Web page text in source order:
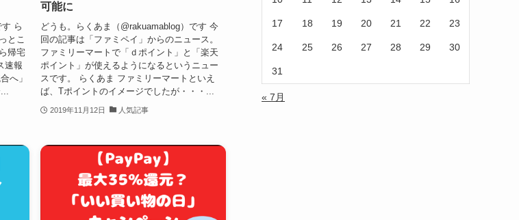
ら
とこ
帰宅
速報
へ」
可能に
どうも。らくあま（@rakuamablog）です 今
回の記事は「ファミペイ」からのニュース。
ファミリーマートで「ｄポイント」と「楽天
ポイント」が使えるようになるというニュー
スです。 らくあま ファミリーマートといえ
ば、Tポイントのイメージでしたが・・・...
2019年11月12日 人気記事
17 18 19 20 21 22 23
24 25 26 27 28 29 30
31
« 7月